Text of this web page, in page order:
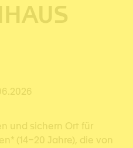
und sichern Ort für
(14–20 Jahre), die von